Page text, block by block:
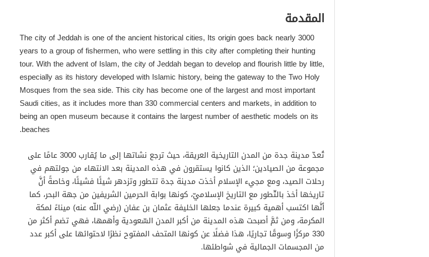
المقدمة
The city of Jeddah is one of the ancient historical cities, Its origin goes back nearly 3000
years to a group of fishermen, who were settling in this city after completing their hunting
tour. With the advent of Islam, the city of Jeddah began to develop and flourish little by little,
especially as its history developed with Islamic history, being the gateway to the Two Holy
Mosques from the sea side. This city has become one of the largest and most important
Saudi cities, as it includes more than 330 commercial centers and markets, in addition to
being an open museum because it contains the largest number of aesthetic models on its
beaches.
تُعدّ مدينة جدة من المدن التاريخية العريقة، حيث ترجع نشاتها إلى ما يُقارب 3000 عامًا على
مجموعة من الصيادين؛ الذين كانوا يستقرون في هذه المدينة بعد الانتهاء من جولتهم في
رحلات الصيد، ومع مجيء الإسلام أخذت مدينة جدة تتطور وتزدهر شيئًا فشيئًا، وخاصةً أنَّ
تاريخها أخذ بالتّطور مع التاريخ الإسلاميّ، كونها بوابة الحرمين الشريفين من جهة البحر، كما
أنَّها اكتسب أهمية كبيرة عندما جعلها الخليفة عثمان بن عفان (رضي اللّه عنه) ميناءً لمكة
المكرمة، ومن ثمَّ أصبحت هذه المدينة من أكبر المدن السّعودية وأهمها، فهي تضم أكثر من
330 مركزًا وسوقًا تجاريًا، هذا فضلًا عن كونها المتحف المفتوح نظرًا لاحتوائها على أكبر عدد
من المجسمات الجمالية في شواطئها.